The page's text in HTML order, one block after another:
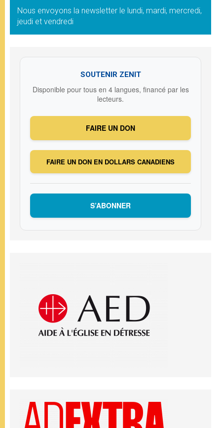
Nous envoyons la newsletter le lundi, mardi, mercredi,
jeudi et vendredi
SOUTENIR ZENIT
Disponible pour tous en 4 langues, financé par les
lecteurs.
FAIRE UN DON
FAIRE UN DON EN DOLLARS CANADIENS
S’ABONNER